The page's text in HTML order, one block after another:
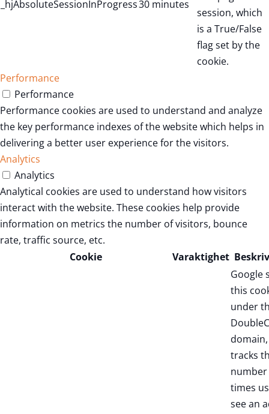
_hjAbsoluteSessionInProgress30 minutes
session, which
is a True/False
flag set by the
cookie.
Performance
Performance
Performance cookies are used to understand and analyze
the key performance indexes of the website which helps in
delivering a better user experience for the visitors.
Analytics
Analytics
Analytical cookies are used to understand how visitors
interact with the website. These cookies help provide
information on metrics the number of visitors, bounce
rate, traffic source, etc.
Cookie
Varaktighet
Google
this
under
domain,
tracks
times
see an